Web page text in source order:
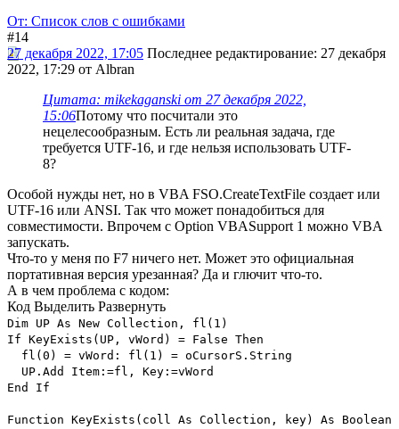
От: Список слов с ошибками
#14
27 декабря 2022, 17:05 Последнее редактирование: 27 декабря
2022, 17:29 от Albran
Цитата: mikekaganski от 27 декабря 2022,
15:06Потому что посчитали это
нецелесообразным. Есть ли реальная задача, где
требуется UTF-16, и где нельзя использовать UTF-
8?
Особой нужды нет, но в VBA FSO.CreateTextFile создает или
UTF-16 или ANSI. Так что может понадобиться для
совместимости. Впрочем с Option VBASupport 1 можно VBA
запускать.
Что-то у меня по F7 ничего нет. Может это официальная
портативная версия урезанная? Да и глючит что-то.
А в чем проблема с кодом:
Код Выделить Развернуть
Dim UP As New Collection, fl(1)
If KeyExists(UP, vWord) = False Then
fl(0) = vWord: fl(1) = oCursorS.String
UP.Add Item:=fl, Key:=vWord
End If
Function KeyExists(coll As Collection, key) As Boolean